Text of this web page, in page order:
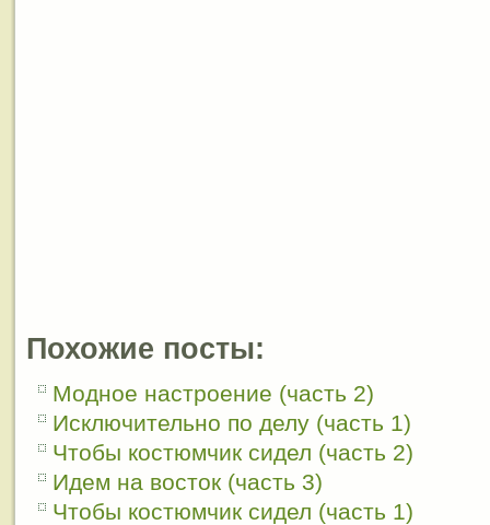
Похожие посты:
Модное настроение (часть 2)
Исключительно по делу (часть 1)
Чтобы костюмчик сидел (часть 2)
Идем на восток (часть 3)
Чтобы костюмчик сидел (часть 1)